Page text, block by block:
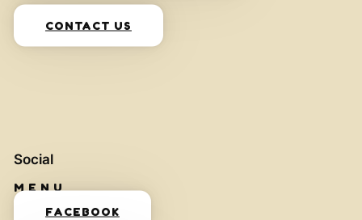
CONTACT US
Social
FACEBOOK